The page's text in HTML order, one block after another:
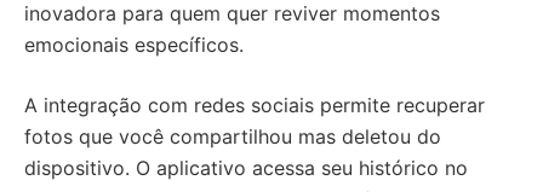
inovadora para quem quer reviver momentos
emocionais específicos.
A integração com redes sociais permite recuperar
fotos que você compartilhou mas deletou do
dispositivo. O aplicativo acessa seu histórico no